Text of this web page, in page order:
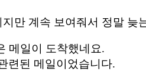
만 계속 보여줘서 정말 늦
메일이 도착했네요.
련된 메일이었습니다.